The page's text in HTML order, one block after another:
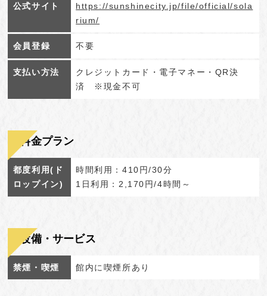
公式サイト
https://sunshinecity.jp/file/official/sola
rium/
会員登録 不要
支払い方法
クレジットカード・電子マネー・QR決
済 ※現金不可
料金プラン
都度利用(ド
ロップイン)
時間利用：410円/30分
1日利用：2,170円/4時間～
設備・サービス
禁煙・喫煙 館内に喫煙所あり